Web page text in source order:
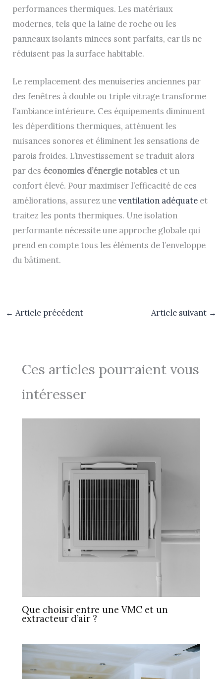
performances thermiques. Les matériaux
modernes, tels que la laine de roche ou les
panneaux isolants minces sont parfaits, car ils ne
réduisent pas la surface habitable.
Le remplacement des menuiseries anciennes par
des fenêtres à double ou triple vitrage transforme
l’ambiance intérieure. Ces équipements diminuent
les déperditions thermiques, atténuent les
nuisances sonores et éliminent les sensations de
parois froides. L’investissement se traduit alors
par des économies d’énergie notables et un
confort élevé. Pour maximiser l’efficacité de ces
améliorations, assurez uneventilation adéquate et
traitez les ponts thermiques. Une isolation
performante nécessite une approche globale qui
prend en compte tous les éléments de l’enveloppe
du bâtiment.
← Article précédent Article suivant →
Ces articles pourraient vous
intéresser
Que choisir entre une VMC et un
extracteur d’air ?